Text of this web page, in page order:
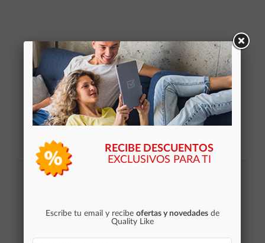
Suscribirse
RECIBE DESCUENTOS
EXCLUSIVOS PARA TI
Escribe tu email y recibe ofertas y novedadesde
Quality Like